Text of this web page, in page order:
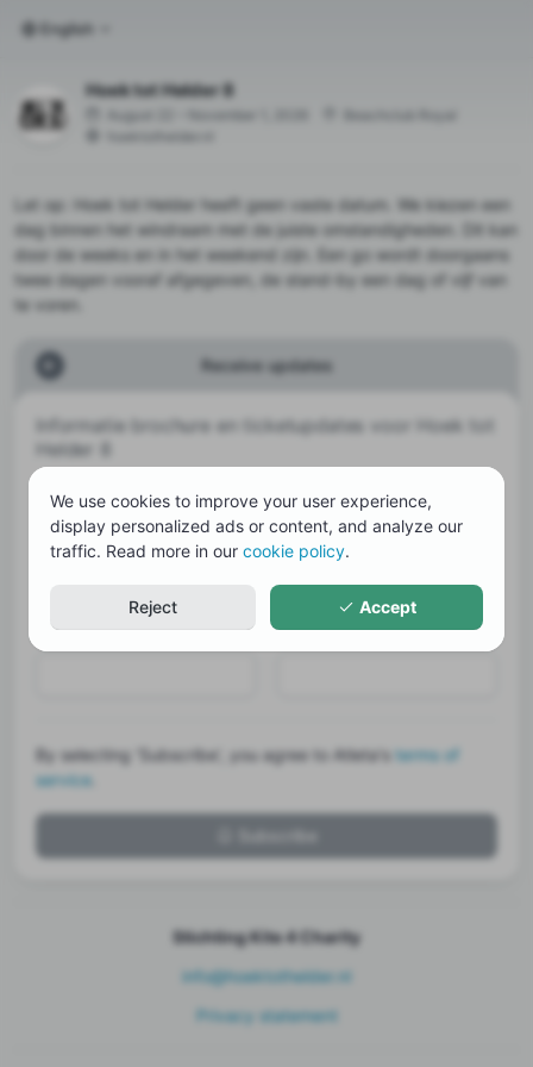
English
We use cookies to improve your user experience,
display personalized ads or content, and analyze our
traffic. Read more in our cookie policy.
Reject Accept
Hoek tot Helder 8
Let op: Hoek tot Helder heeft geen vaste datum. We kiezen een
dag binnen het windraam met de juiste omstandigheden. Dit kan
door de weeks en in het weekend zijn. Een go wordt doorgaans
twee dagen vooraf afgegeven, de stand-by een dag of vijf van
te voren.
Receive updates
Informatie brochure en ticketupdates voor Hoek tot
Helder 8
Email address
First name Last name
By selecting 'Subscribe', you agree to Atleta's terms of
service
Stichting Kite 4 Charity
info@hoektothelder.nl
Privacy statement